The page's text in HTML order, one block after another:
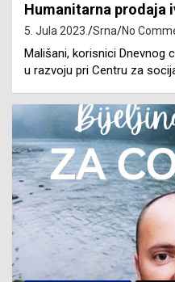
Humanitarna prodaja
5. Jula 2023. Srna No
Mališani, korisnici Dnevnog
u razvoju pri Centru za